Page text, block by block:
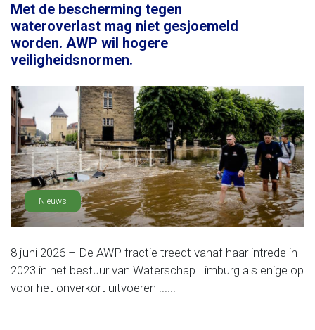
Met de bescherming tegen
wateroverlast mag niet gesjoemeld
worden. AWP wil hogere
veiligheidsnormen.
Nieuws
8 juni 2026 – De AWP fractie treedt vanaf haar intrede in
2023 in het bestuur van Waterschap Limburg als enige op
voor het onverkort uitvoeren ......